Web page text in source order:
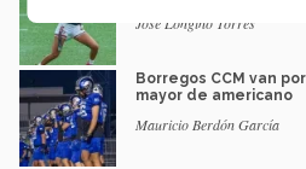
José Longino Torres
Borregos CCM van
mayor de americano
Mauricio Berdón García